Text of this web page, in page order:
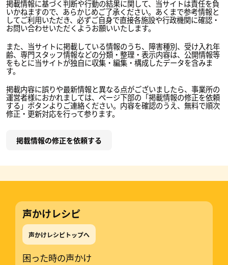
掲載情報に基づく判断や行動の結果に関して、当サイトは責任を負
いかねますので、あらかじめご了承ください。あくまで参考情報と
してご利用いただき、必ずご自身で直接各施設や行政機関に確認・
お問い合わせいただくようお願いいたします。
また、当サイトに掲載している情報のうち、障害種別、受け入れ年
齢、専門スタッフ情報などの分類・整理・表示内容は、公開情報等
をもとに当サイトが独自に収集・編集・構成したデータを含みま
す。
掲載内容に誤りや最新情報と異なる点がございましたら、事業所の
運営者様におかれましては、ページ下部の「掲載情報の修正を依頼
する」ボタンよりご連絡ください。内容を確認のうえ、無料で順次
修正・更新対応を行って参ります。
掲載情報の修正を依頼する
声かけレシピ
声かけレシピトップへ
困った時の声かけ